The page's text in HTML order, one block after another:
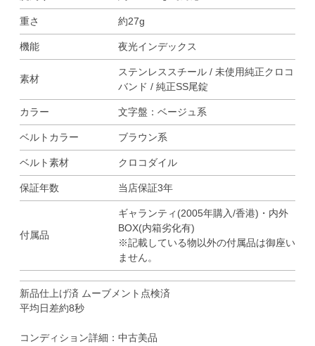
重さ 約27g
機能 夜光インデックス
素材
ステンレススチール / 未使用純正クロコ
バンド / 純正SS尾錠
カラー 文字盤：ベージュ系
ベルトカラー ブラウン系
ベルト素材 クロコダイル
保証年数 当店保証3年
付属品
ギャランティ(2005年購入/香港)・内外
BOX(内箱劣化有)
※記載している物以外の付属品は御座い
ません。
新品仕上げ済 ムーブメント点検済
平均日差約8秒
コンディション詳細：中古美品